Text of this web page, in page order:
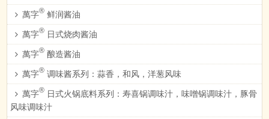
萬字® 鲜润酱油
萬字® 日式烧肉酱油
萬字® 酿造酱油
萬字® 调味酱系列：蒜香，和风，洋葱风味
萬字® 日式火锅底料系列：寿喜锅调味汁，味噌锅调味汁，豚骨
风味调味汁